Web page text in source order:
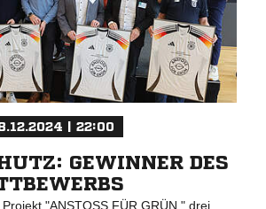
| 22:00
GEWINNER DES
"ANSTOSS FÜR GRÜN " drei